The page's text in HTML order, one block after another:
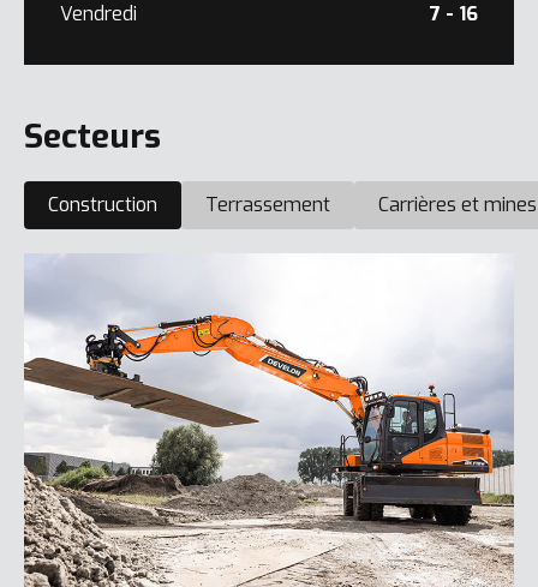
Vendredi 7 - 16
Secteurs
Construction Terrassement Carrières et mines